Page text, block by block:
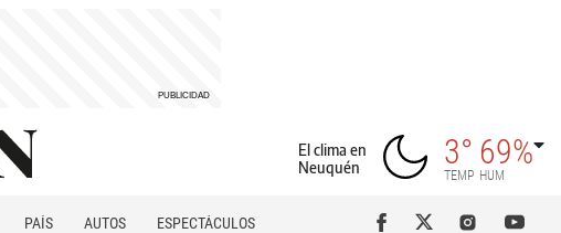
El clima en
Neuquén
3°
TEMP
69%
HUM
PAÍS AUTOS
ESPECTÁCULOS